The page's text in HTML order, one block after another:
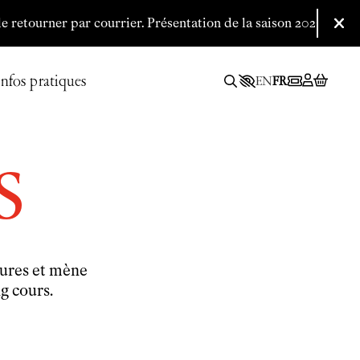
par courrier.Présentation de la saison 2026/2027 le
pratiques ENFR
et mène
cours.